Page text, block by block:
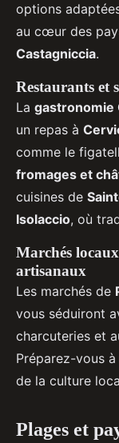
options
au cœur des
Castagniccia.
Restaurants et
La gastronomie
un repas à
comme le
fromages et
cuisines de
Isolaccio, où
Marchés
artisanaux
Les marchés de
vous séduiront
charcuteries et
Préparez-vous
de la culture
Plages et